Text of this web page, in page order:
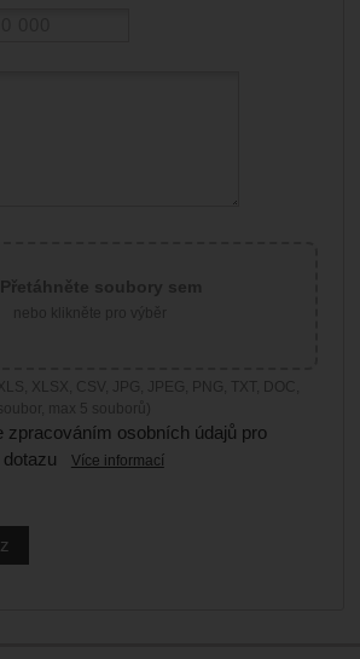
XLSX, CSV, JPG, JPEG, PNG, TXT, DOC,
max 5 souborů)
zpracováním osobních údajů pro
Více informací